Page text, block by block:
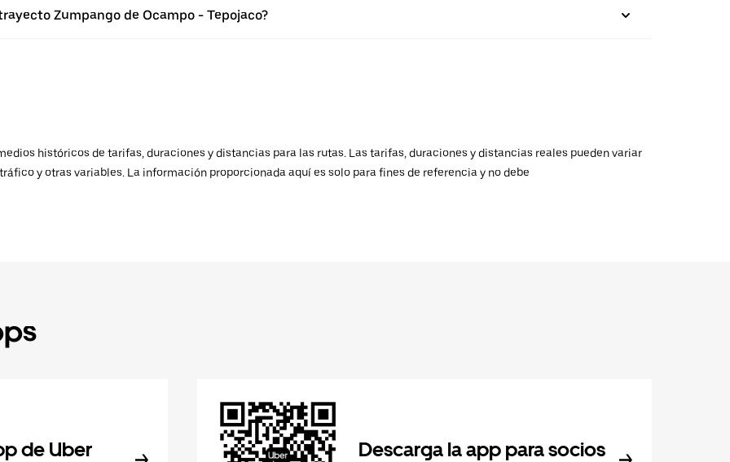
Zumpango de Ocampo - Tepojaco?
históricos de tarifas, duraciones y distancias para las rutas. Las tarifas, duraciones y distancias reales pueden variar
y otras variables. La información proporcionada aquí es solo para fines de referencia y no debe
de Uber Descarga la app para socios